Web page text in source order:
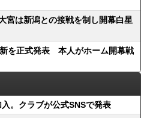
宮は新潟との接戦を制し開幕白星
を正式発表 本人がホーム開幕戦
。クラブが公式SNSで発表